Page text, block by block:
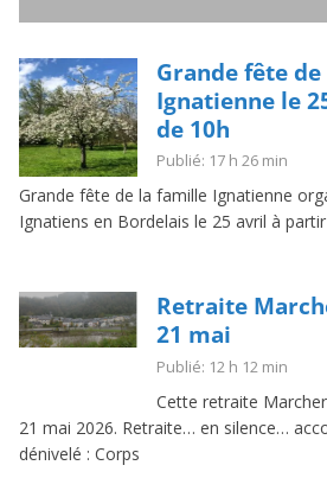
Grande fête
Ignatienne le
de 10h
Publié: 17 h 26 min
Grande fête de la famille Ignatienne
Ignatiens en Bordelais le 25 avril à
Retraite
21 mai
Publié: 12 h 12 min
Cette retraite
21 mai 2026. Retraite… en silence…
dénivelé : Corps